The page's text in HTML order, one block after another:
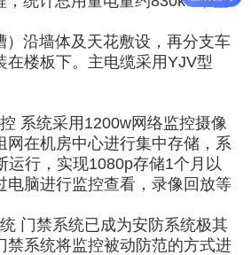
沿墙体及天花敷设，再分支车
在楼板下。主电缆采用YJV型
统采用1200w网络监控摄像
网在机房中心进行集中存储，系
运行，实现1080p存储1个月以
电脑进行监控查看，录像回放等
门禁系统已成为安防系统极其
禁系统将监控被动防范的方式进